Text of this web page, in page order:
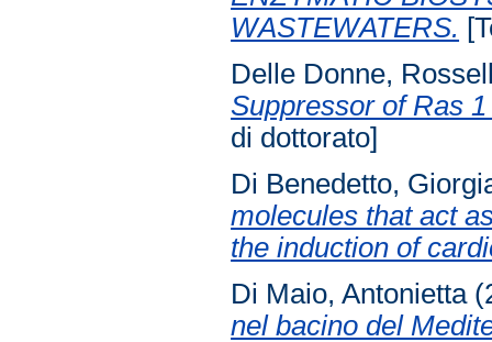
WASTEWATERS.
Delle Donne,
Suppressor of Ras
di dottorato]
Di Benedetto,
molecules that act
the induction of
Di Maio, Antonietta
nel bacino del